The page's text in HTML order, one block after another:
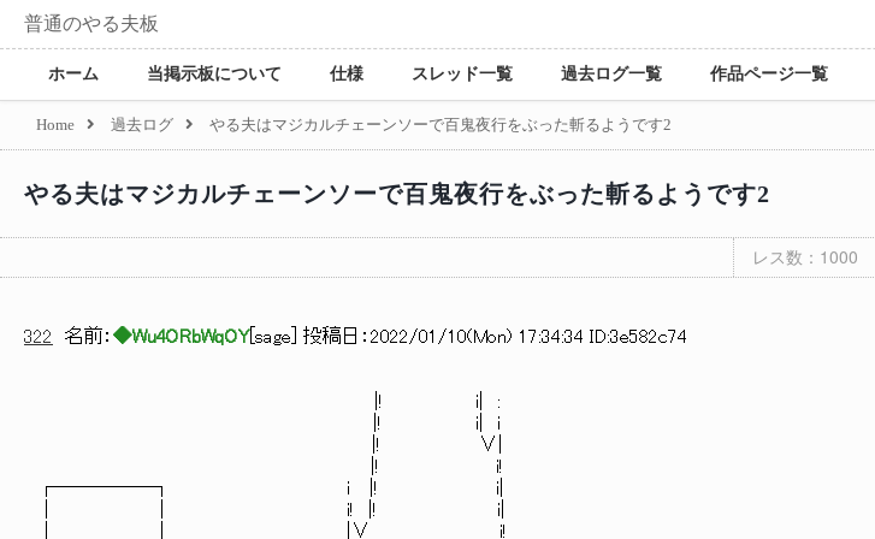
普通のやる夫板
ホーム 当掲示板について 仕様 スレッド一覧 過去ログ一覧 作品ページ一覧
Home 過去ログ やる夫はマジカルチェーンソーで百鬼夜行をぶった斬るようです2
やる夫はマジカルチェーンソーで百鬼夜行をぶった斬るようです2
レス数：1000
322 名前： ◆Wu4ORbWqOY[ sage ] 投稿日： 2022/01/10(Mon) 17:34:34 ID:3e582c74
|! i| :
|! i| i
|! ∨|
|! i!
┌─────┐ i |! i|
│ │ i! |! i|
│ │ |∨ i!